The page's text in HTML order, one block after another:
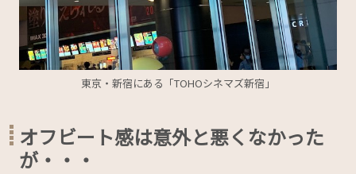
東京・新宿にある「TOHOシネマズ新宿」
オフビート感は意外と悪くなかった
が・・・